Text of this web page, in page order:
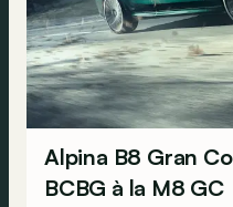
Alpina B8 Gran
BCBG à la M8 GC